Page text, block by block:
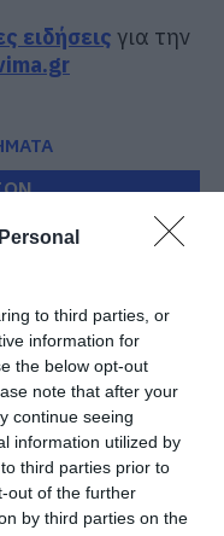
to third parties, or
information for
the below opt-out
note that after your
continue seeing
information utilized by
third parties prior to
out of the further
by third parties on the
ειδήσεις για την